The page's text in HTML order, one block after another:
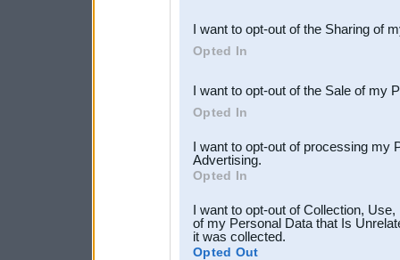
Downstream Participants
third parties.
I want to opt-out of the Sharing of
Opted In
I want to opt-out of the Sale of my
Opted In
I want to opt-out of processing my
Advertising.
Opted In
I want to opt-out of Collection,
of my Personal Data that Is
it was collected.
Opted Out